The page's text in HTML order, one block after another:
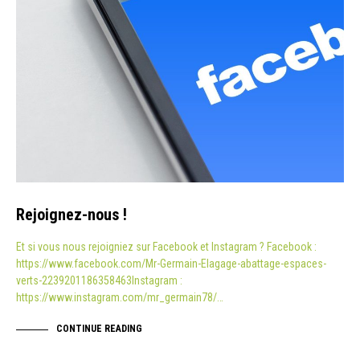
Rejoignez-nous !
Et si vous nous rejoigniez sur Facebook et Instagram ? Facebook :
https://www.facebook.com/Mr-Germain-Elagage-abattage-espaces-
verts-2239201186358463Instagram :
https://www.instagram.com/mr_germain78/…
CONTINUE READING